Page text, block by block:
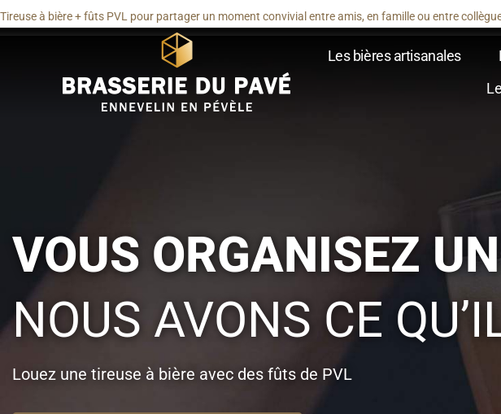
Tireuse à bière + fûts PVL pour partager un moment convivial entre amis, en famille ou entre
Les bières artisanales
VOUS ORGANISEZ
NOUS AVONS CE
Louez une tireuse à bière avec des fûts de PVL